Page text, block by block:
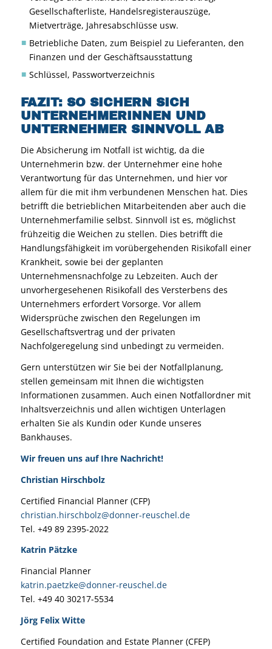
Gesellschafterliste, Handelsregisterauszüge,
Mietverträge, Jahresabschlüsse usw.
Betriebliche Daten, zum Beispiel zu Lieferanten, den
Finanzen und der Geschäftsausstattung
Schlüssel, Passwortverzeichnis
FAZIT: SO SICHERN SICH
UNTERNEHMERINNEN UND
UNTERNEHMER SINNVOLL AB
Die Absicherung im Notfall ist wichtig, da die
Unternehmerin bzw. der Unternehmer eine hohe
Verantwortung für das Unternehmen, und hier vor
allem für die mit ihm verbundenen Menschen hat. Dies
betrifft die betrieblichen Mitarbeitenden aber auch die
Unternehmerfamilie selbst. Sinnvoll ist es, möglichst
frühzeitig die Weichen zu stellen. Dies betrifft die
Handlungsfähigkeit im vorübergehenden Risikofall einer
Krankheit, sowie bei der geplanten
Unternehmensnachfolge zu Lebzeiten. Auch der
unvorhergesehenen Risikofall des Versterbens des
Unternehmers erfordert Vorsorge. Vor allem
Widersprüche zwischen den Regelungen im
Gesellschaftsvertrag und der privaten
Nachfolgeregelung sind unbedingt zu vermeiden.
Gern unterstützen wir Sie bei der Notfallplanung,
stellen gemeinsam mit Ihnen die wichtigsten
Informationen zusammen. Auch einen Notfallordner mit
Inhaltsverzeichnis und allen wichtigen Unterlagen
erhalten Sie als Kundin oder Kunde unseres
Bankhauses.
Wir freuen uns auf Ihre Nachricht!
Christian Hirschbolz
Certified Financial Planner (CFP)
christian.hirschbolz@donner-reuschel.de
Tel. +49 89 2395-2022
Katrin Pätzke
Financial Planner
katrin.paetzke@donner-reuschel.de
Tel. +49 40 30217-5534
Jörg Felix Witte
Certified Foundation and Estate Planner (CFEP)